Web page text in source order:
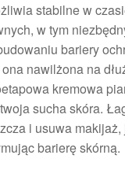
stabilne w
w tym
bariery
nawilżona na
kremowa
sucha skóra.
i usuwa
barierę skórną.